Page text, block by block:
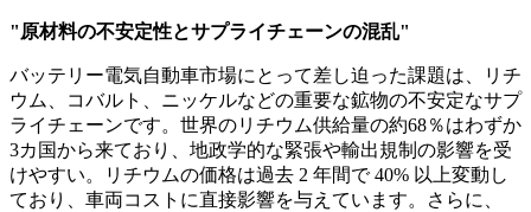
"原材料の不安定性とサプライチェーンの混乱"
バッテリー電気自動車市場にとって差し迫った課題は、リチ
ウム、コバルト、ニッケルなどの重要な鉱物の不安定なサプ
ライチェーンです。世界のリチウム供給量の約68％はわずか
3カ国から来ており、地政学的な緊張や輸出規制の影響を受
けやすい。リチウムの価格は過去 2 年間で 40% 以上変動し
ており、車両コストに直接影響を与えています。さらに、